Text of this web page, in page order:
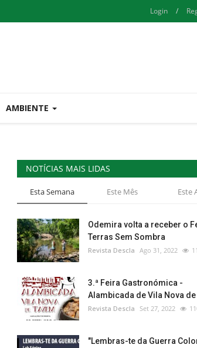
Login /
AMBIENTE
NOTÍCIAS MAIS LIDAS
Esta Semana Este Mês Este
Odemira volta a receber o
Terras Sem Sombra
Revista Descla Ago 31, 2022
3.ª Feira Gastronómica -
Alambicada de Vila Nova de
Revista Descla Set 27, 2022
"Lembras-te da Guerra